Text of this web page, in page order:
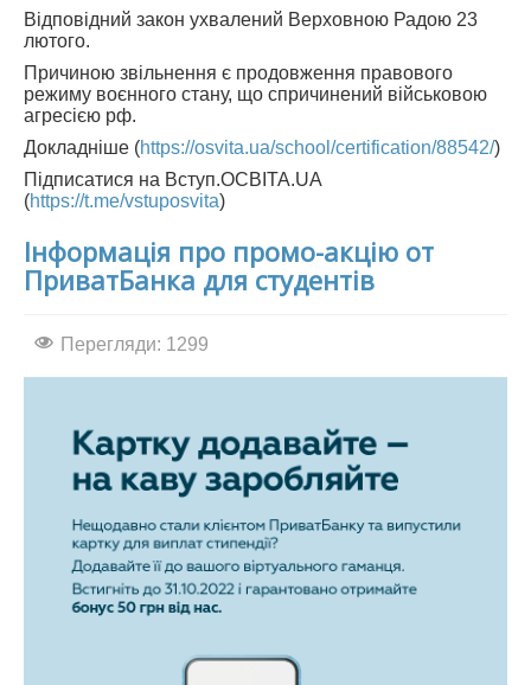
Відповідний закон ухвалений Верховною Радою 23
лютого.
Причиною звільнення є продовження правового
режиму воєнного стану, що спричинений військовою
агресією рф.
Докладніше (https://osvita.ua/school/certification/88542/)
Підписатися на Вступ.ОСВІТА.UA
(https://t.me/vstuposvita)
Інформація про промо-акцію от
ПриватБанка для студентів
Перегляди: 1299